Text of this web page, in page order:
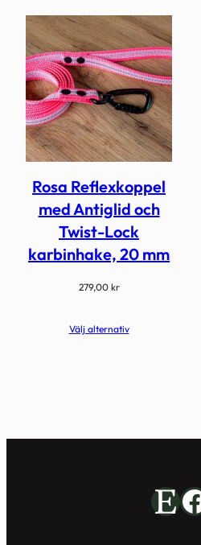
Rosa Reflexkoppel
med Antiglid och
Twist-Lock
karbinhake, 20 mm
279,00 kr
Välj alternativ